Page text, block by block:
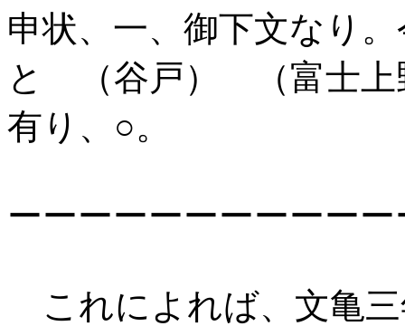
申状、一、御下文なり
と （谷戸） （富士上
有り、○。
ーーーーーーーーーー
これによれば、文亀